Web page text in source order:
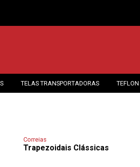
TELAS TRANSPORTADORAS TEFLON
Correias
Trapezoidais Clássicas